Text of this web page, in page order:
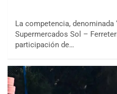
La competencia, denominada
Supermercados Sol –
participación de…